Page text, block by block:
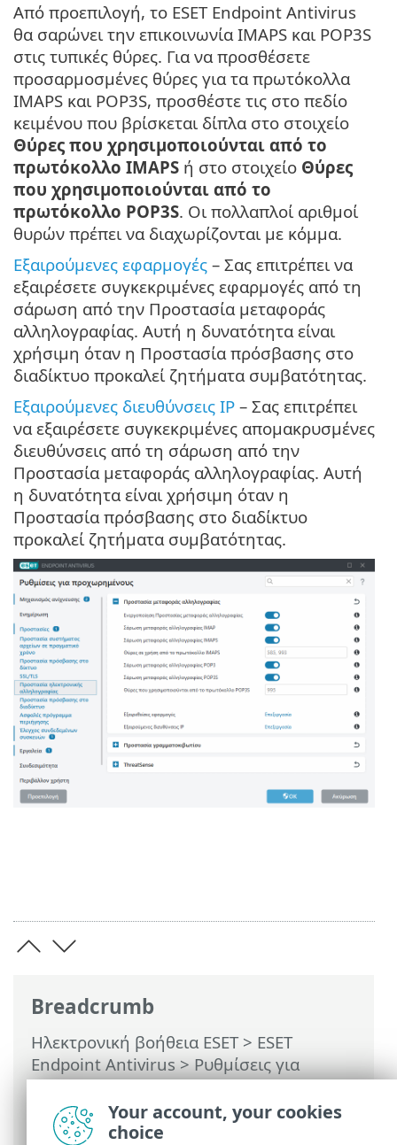
Breadcrumb
Ηλεκτρονική βοήθεια ESET> ESET
Endpoint Antivirus>Ρυθμίσεις για
προχωρημένους>Προστασίες>
Προστασία ηλεκτρονικής αλληλογραφίας
> Προστασία μεταφοράς αλληλογραφίας
Από προεπιλογή, το ESET Endpoint Antivirus
θα σαρώνει την επικοινωνία IMAPS και POP3S
στις τυπικές θύρες. Για να προσθέσετε
προσαρμοσμένες θύρες για τα πρωτόκολλα
IMAPS και POP3S, προσθέστε τις στο πεδίο
κειμένου που βρίσκεται δίπλα στο στοιχείο
Θύρες που χρησιμοποιούνται από το
πρωτόκολλο IMAPS ή στο στοιχείο Θύρες
που χρησιμοποιούνται από το
πρωτόκολλο POP3S. Οι πολλαπλοί αριθμοί
θυρών πρέπει να διαχωρίζονται με κόμμα.
Εξαιρούμενες εφαρμογές – Σας επιτρέπει να
εξαιρέσετε συγκεκριμένες εφαρμογές από τη
σάρωση από την Προστασία μεταφοράς
αλληλογραφίας. Αυτή η δυνατότητα είναι
χρήσιμη όταν η Προστασία πρόσβασης στο
διαδίκτυο προκαλεί ζητήματα συμβατότητας.
Εξαιρούμενες διευθύνσεις IP – Σας επιτρέπει
να εξαιρέσετε συγκεκριμένες απομακρυσμένες
διευθύνσεις από τη σάρωση από την
Προστασία μεταφοράς αλληλογραφίας. Αυτή
η δυνατότητα είναι χρήσιμη όταν η
Προστασία πρόσβασης στο διαδίκτυο
προκαλεί ζητήματα συμβατότητας.
Your account, your cookies
choice